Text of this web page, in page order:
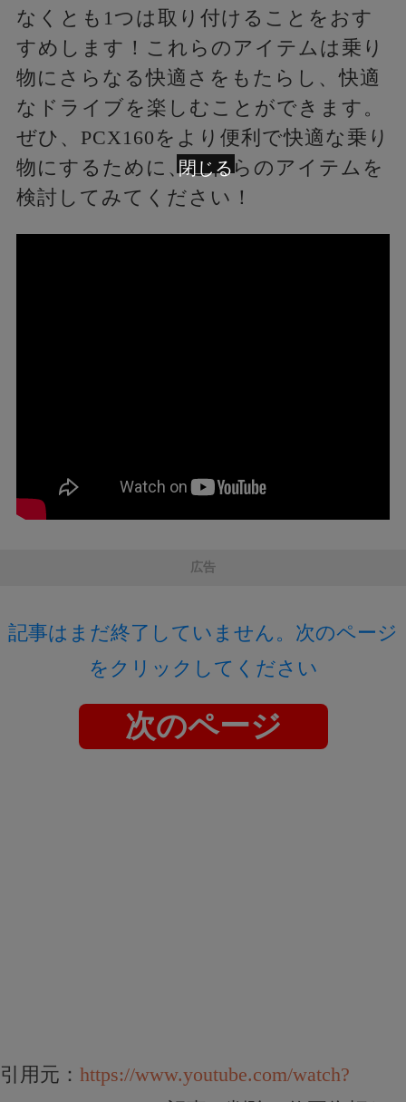
なくとも1つは取り付けることをおす
すめします！これらのアイテムは乗り
物にさらなる快適さをもたらし、快適
なドライブを楽しむことができます。
ぜひ、PCX160をより便利で快適な乗り
物にするために、これらのアイテムを
検討してみてください！
広告
記事はまだ終了していません。次のページ
をクリックしてください
次のページ
引用元： https://www.youtube.com/watch?
閉じる